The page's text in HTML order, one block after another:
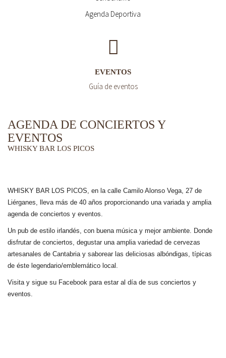
Agenda Deportiva
EVENTOS
Guía de eventos
AGENDA DE CONCIERTOS Y
EVENTOS
WHISKY BAR LOS PICOS
WHISKY BAR LOS PICOS, en la calle Camilo Alonso Vega, 27 de
Liérganes, lleva más de 40 años proporcionando una variada y amplia
agenda de conciertos y eventos.
Un pub de estilo irlandés, con buena música y mejor ambiente. Donde
disfrutar de conciertos, degustar una amplia variedad de cervezas
artesanales de Cantabria y saborear las deliciosas albóndigas, típicas
de éste legendario/emblemático local.
Visita y sigue su Facebook para estar al día de sus conciertos y
eventos.